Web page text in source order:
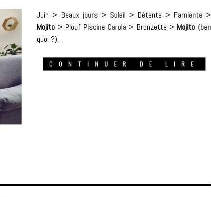
Juin > Beaux jours > Soleil > Détente > Farniente >
Mojito > Plouf Piscine Carola > Bronzette > Mojito (ben
quoi ?)…
CONTINUER DE LIRE